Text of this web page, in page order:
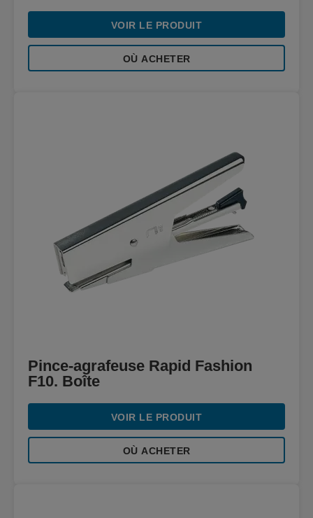
VOIR LE PRODUIT
OÙ ACHETER
Pince-agrafeuse Rapid Fashion
F10. Boîte
VOIR LE PRODUIT
OÙ ACHETER